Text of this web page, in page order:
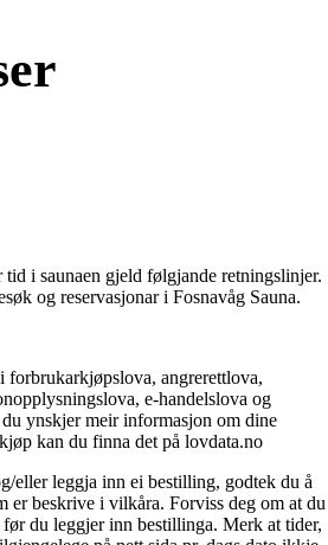
i saunaen gjeld følgjande retningslinjer.
og reservasjonar i Fosnavåg Sauna.
forbrukarkjøpslova, angrerettlova,
e-handelslova og
ynskjer meir informasjon om dine
kan du finna det på lovdata.no
eller leggja inn ei bestilling, godtek du å
er beskrive i vilkåra. Forviss deg om at du
du leggjer inn bestillinga. Merk at tider,